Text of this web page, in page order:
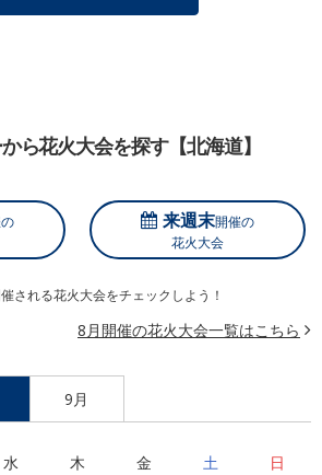
ら花火大会を探す【北海道】
来週末開催の
花火大会
される花火大会をチェックしよう！
8月開催の花火大会一覧はこちら
9月
水 木 金 土 日